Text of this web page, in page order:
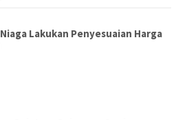
Lakukan Penyesuaian Harga